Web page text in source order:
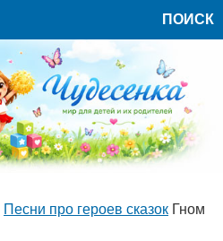
ПОИСК
Песни про героев сказок Гном